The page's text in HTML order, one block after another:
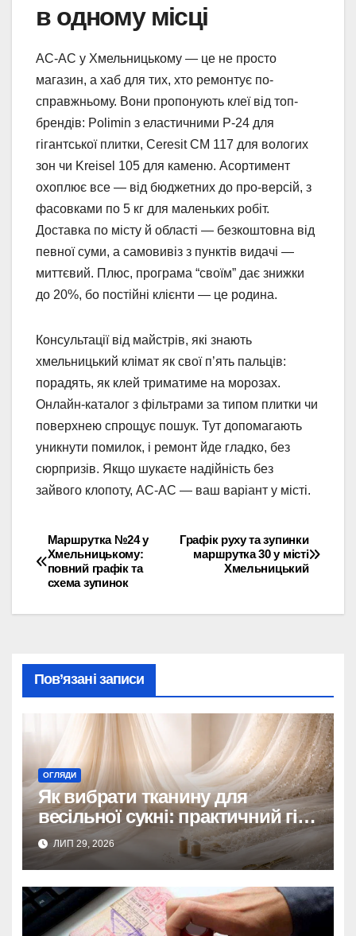
в одному місці
AC-AC у Хмельницькому — це не просто
магазин, а хаб для тих, хто ремонтує по-
справжньому. Вони пропонують клеї від топ-
брендів: Polimin з еластичними Р-24 для
гігантської плитки, Ceresit CM 117 для вологих
зон чи Kreisel 105 для каменю. Асортимент
охоплює все — від бюджетних до про-версій, з
фасовками по 5 кг для маленьких робіт.
Доставка по місту й області — безкоштовна від
певної суми, а самовивіз з пунктів видачі —
миттєвий. Плюс, програма “своїм” дає знижки
до 20%, бо постійні клієнти — це родина.
Консультації від майстрів, які знають
хмельницький клімат як свої п’ять пальців:
порадять, як клей триматиме на морозах.
Онлайн-каталог з фільтрами за типом плитки чи
поверхнею спрощує пошук. Тут допомагають
уникнути помилок, і ремонт йде гладко, без
сюрпризів. Якщо шукаєте надійність без
зайвого клопоту, AC-AC — ваш варіант у місті.
Навігація
записів
Графік руху та зупинки
маршрутка 30 у місті
Хмельницький
Маршрутка №24 у
Хмельницькому:
повний графік та
схема зупинок
Пов’язані записи
ОГЛЯДИ
Як вибрати тканину для
весільної сукні: практичний гід
для наречених
ЛИП 29, 2026